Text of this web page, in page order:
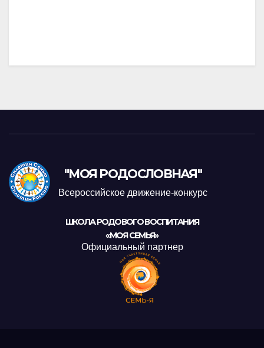
"МОЯ РОДОСЛОВНАЯ"
Всероссийское движение-конкурс
ШКОЛА РОДОВОГО ВОСПИТАНИЯ
«МОЯ СЕМЬЯ»
Официальный партнер